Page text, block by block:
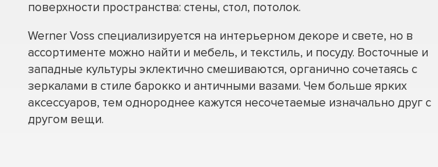
поверхности пространства: стены, стол, потолок.
Werner Voss специализируется на интерьерном декоре и свете, но в
ассортименте можно найти и мебель, и текстиль, и посуду. Восточные и
западные культуры эклектично смешиваются, органично сочетаясь с
зеркалами в стиле барокко и античными вазами. Чем больше ярких
аксессуаров, тем однороднее кажутся несочетаемые изначально друг с
другом вещи.